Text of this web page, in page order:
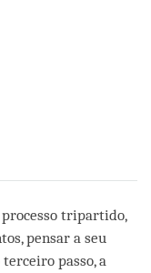
tripartido,
pensar a seu
passo, a